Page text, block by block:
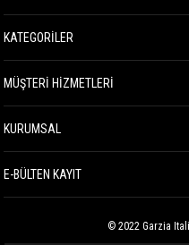
KATEGORİLER
MÜŞTERİ HİZMETLERİ
KURUMSAL
E-BÜLTEN KAYIT
© 2022 Garzia